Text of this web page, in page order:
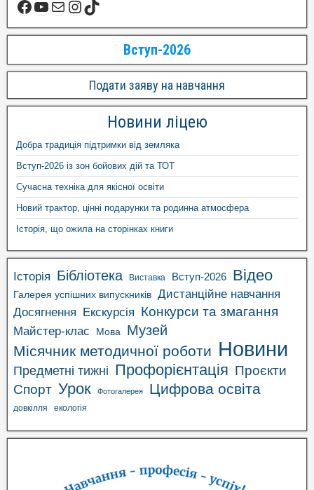
Вступ-2026
Подати заяву на навчання
Новини ліцею
Добра традиція підтримки від земляка
Вступ-2026 із зон бойових дій та ТОТ
Сучасна техніка для якісної освіти
Новий трактор, цінні подарунки та родинна атмосфера
Історія, що ожила на сторінках книги
Історія Бібліотека Виставка Вступ-2026 Відео
Галерея успішних випускників Дистанційне навчання
Досягнення Екскурсія Конкурси та змагання
Майстер-клас Мова Музей
Місячник методичної роботи Новини
Предметні тижні Профорієнтація Проєкти
Спорт Урок Фотогалерея Цифрова освіта
довкілля екологія